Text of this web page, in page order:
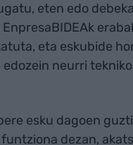
eten edo
eta eskubide
edozein neurri
esku dagoen
dezan,